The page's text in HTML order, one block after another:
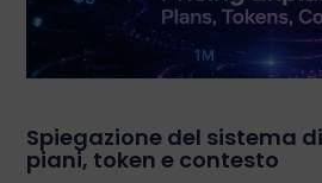
Spiegazione del sistema
piani, token e contesto